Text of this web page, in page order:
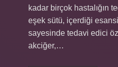
kadar birçok hastalığın
eşek sütü, içerdiği
sayesinde tedavi edici
akciğer,…